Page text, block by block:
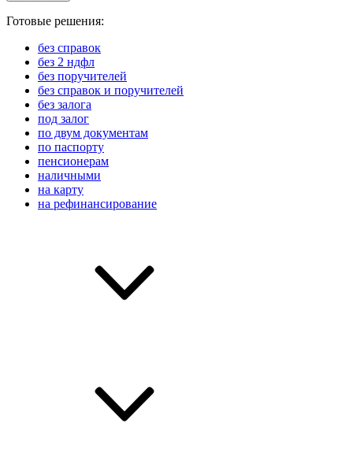
Готовые решения:
без справок
без 2 ндфл
без поручителей
без справок и поручителей
без залога
под залог
по двум документам
по паспорту
пенсионерам
наличными
на карту
на рефинансирование